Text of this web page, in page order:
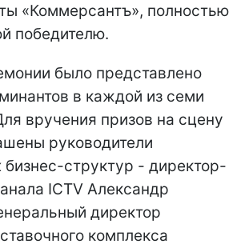
«Коммерсантъ», полностью
победителю.
было представлено
в каждой из семи
вручения призов на сцену
руководители
структур - директор-
ICTV Александр
директор
комплекса